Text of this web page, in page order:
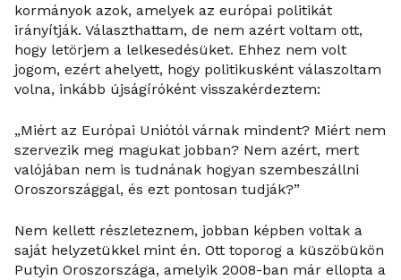
kormányok azok, amelyek az európai politikát
irányítják. Választhattam, de nem azért voltam ott,
hogy letörjem a lelkesedésüket. Ehhez nem volt
jogom, ezért ahelyett, hogy politikusként válaszoltam
volna, inkább újságíróként visszakérdeztem:
„Miért az Európai Uniótól várnak mindent? Miért nem
szervezik meg magukat jobban? Nem azért, mert
valójában nem is tudnának hogyan szembeszállni
Oroszországgal, és ezt pontosan tudják?”
Nem kellett részleteznem, jobban képben voltak a
saját helyzetükkel mint én. Ott toporog a küszöbükön
Putyin Oroszországa, amelyik 2008-ban már ellopta a